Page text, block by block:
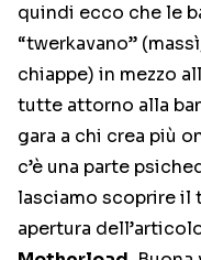
quindi ecco che le
“twerkavano”
chiappe) in mezzo
tutte attorno alla
gara a chi crea più
c’è una parte
lasciamo scoprire il
apertura